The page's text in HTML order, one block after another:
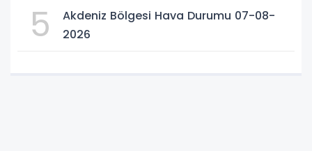
5
Akdeniz Bölgesi Hava Durumu 07-08-
2026